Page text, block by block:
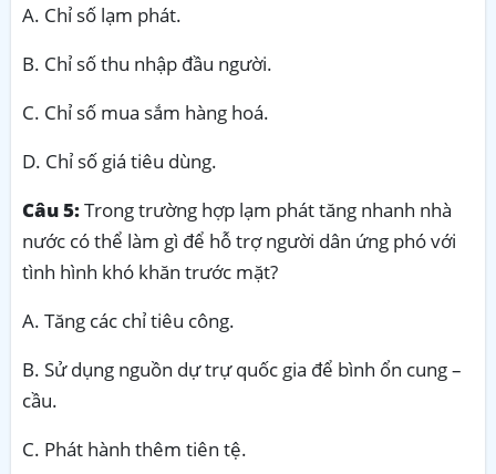
A. Chỉ số lạm phát.
B. Chỉ số thu nhập đầu người.
C. Chỉ số mua sắm hàng hoá.
D. Chỉ số giá tiêu dùng.
Câu 5:Trong trường hợp lạm phát tăng nhanh nhà
nước có thể làm gì để hỗ trợ người dân ứng phó với
tình hình khó khăn trước mặt?
A. Tăng các chỉ tiêu công.
B. Sử dụng nguồn dự trự quốc gia để bình ổn cung –
cầu.
C. Phát hành thêm tiên tệ.